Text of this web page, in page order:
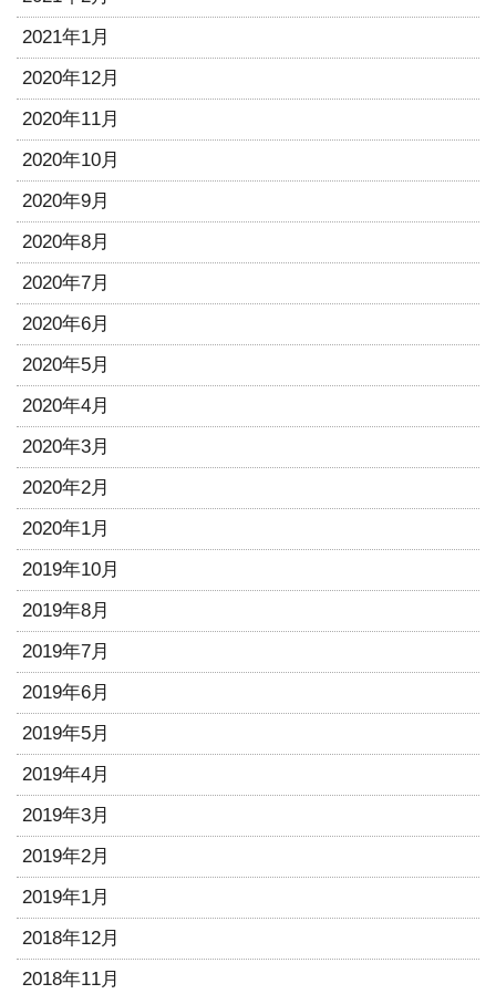
2021年1月
2020年12月
2020年11月
2020年10月
2020年9月
2020年8月
2020年7月
2020年6月
2020年5月
2020年4月
2020年3月
2020年2月
2020年1月
2019年10月
2019年8月
2019年7月
2019年6月
2019年5月
2019年4月
2019年3月
2019年2月
2019年1月
2018年12月
2018年11月